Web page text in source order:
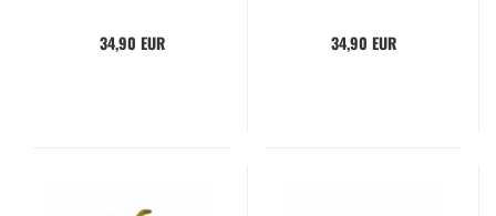
schenk - Hand­ma­de - Grau -
Weiß
34,90 EUR
für Sie - Hand­ma­de
34,90 EUR